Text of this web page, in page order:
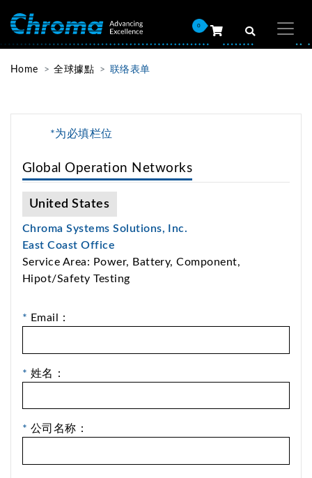
0
Home 全球據點 联络表单
*为必填栏位
Global Operation Networks
United States
Chroma Systems Solutions, Inc.
East Coast Office
Service Area: Power, Battery, Component,
Hipot/Safety Testing
* Email：
* 姓名：
* 公司名称：